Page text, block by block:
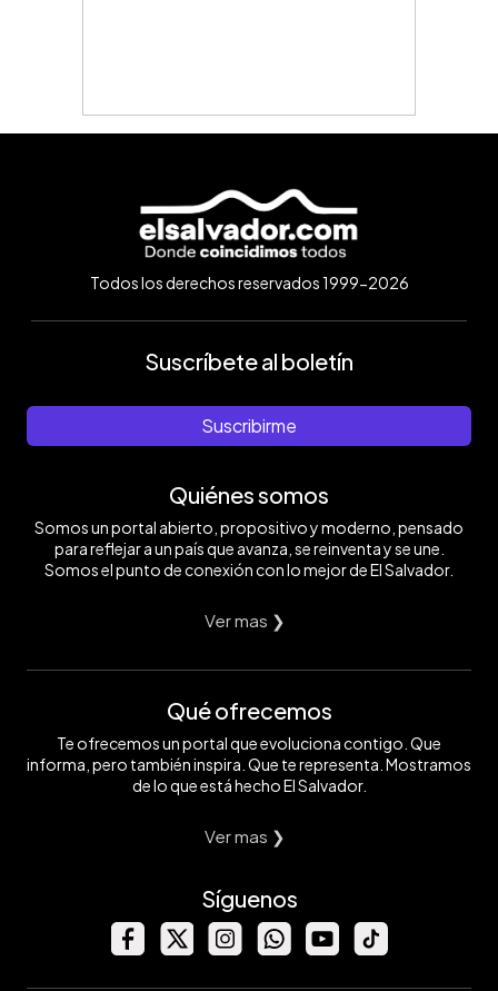
Todos los derechos reservados 1999-2026
Suscríbete al boletín
Suscribirme
Quiénes somos
Somos un portal abierto, propositivo y moderno, pensado
para reflejar a un país que avanza, se reinventa y se une.
Somos el punto de conexión con lo mejor de El Salvador.
Ver mas ❯
Qué ofrecemos
Te ofrecemos un portal que evoluciona contigo. Que
informa, pero también inspira. Que te representa. Mostramos
de lo que está hecho El Salvador.
Ver mas ❯
Síguenos